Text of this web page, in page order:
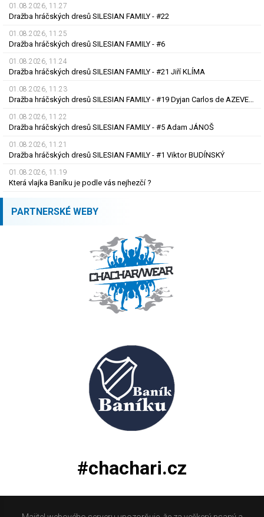
01.08.2026, 11.27
Dražba hráčských dresů SILESIAN FAMILY - #22
01.08.2026, 11.25
Dražba hráčských dresů SILESIAN FAMILY - #6
01.08.2026, 11.24
Dražba hráčských dresů SILESIAN FAMILY - #21 Jiří KLÍMA
01.08.2026, 11.23
Dražba hráčských dresů SILESIAN FAMILY - #19 Dyjan Carlos de AZEVEDO
01.08.2026, 11.22
Dražba hráčských dresů SILESIAN FAMILY - #5 Adam JÁNOŠ
01.08.2026, 11.21
Dražba hráčských dresů SILESIAN FAMILY - #1 Viktor BUDÍNSKÝ
01.08.2026, 11.19
Která vlajka Baníku je podle vás nejhezčí ?
PARTNERSKÉ WEBY
#chachari.cz